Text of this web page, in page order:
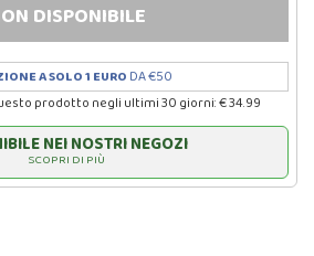
DISPONIBILE
A SOLO 1 EURO DA €50
prodotto negli ultimi 30 giorni: € 34.99
NEI NOSTRI NEGOZI
SCOPRI DI PIÙ